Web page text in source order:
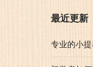
最近更新
专业的小